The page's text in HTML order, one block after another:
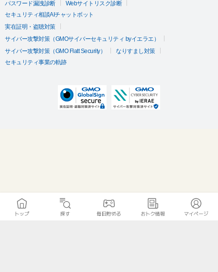
パスワード漏洩診断
Webサイトリスク診断
セキュリティ相談AIチャットボット
実在証明・盗聴対策
サイバー攻撃対策（GMOサイバーセキュリティ byイエラエ）
サイバー攻撃対策（GMO Flatt Security）
なりすまし対策
セキュリティ事業の軌跡
トップ 探す 毎日貯める おトク情報 マイページ